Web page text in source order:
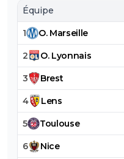
Équipe
1 O. Marseille
2 O. Lyonnais
3 Brest
4 Lens
5 Toulouse
6 Nice